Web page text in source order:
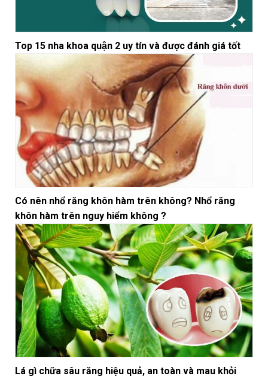
Top 15 nha khoa quận 2 uy tín và được đánh giá tốt
Có nên nhổ răng khôn hàm trên không? Nhổ răng
khôn hàm trên nguy hiểm không ?
Lá gì chữa sâu răng hiệu quả, an toàn và mau khỏi